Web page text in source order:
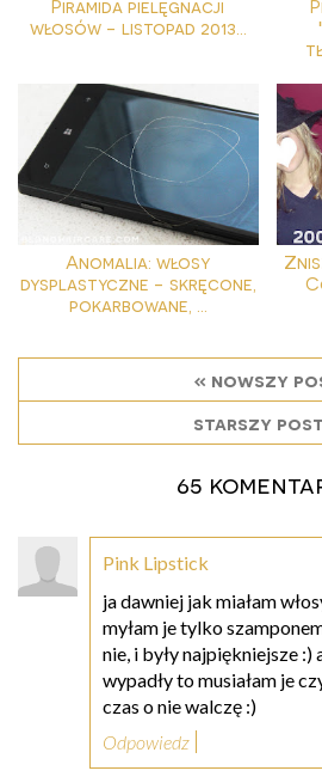
Piramida pielęgnacji
włosów - listopad 2013...
Anomalia: włosy
dysplastyczne - skręcone,
pokarbowane, ...
« nowszy
starszy
65
Pink Lipstick
ja dawniej jak miałam
myłam je tylko
nie, i były najpiękniejsze :)
wypadły to musiałam je
czas o nie walczę :)
Odpowiedz